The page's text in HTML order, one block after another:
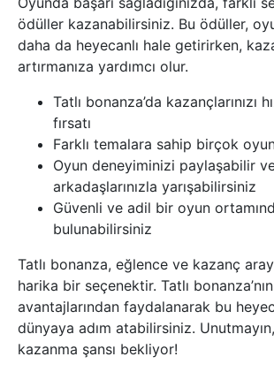
ödüller kazanabilirsiniz. Bu ödüller,
daha da heyecanlı hale getirirken,
artırmanıza yardımcı olur.
Tatlı bonanza’da kazançlarınızı
fırsatı
Farklı temalara sahip birçok
Oyun deneyiminizi paylaşabilir
arkadaşlarınızla yarışabilirsiniz
Güvenli ve adil bir oyun
bulunabilirsiniz
Tatlı bonanza, eğlence ve kazanç
harika bir seçenektir. Tatlı bonanza’nın
avantajlarından faydalanarak bu
dünyaya adım atabilirsiniz.
kazanma şansı bekliyor!